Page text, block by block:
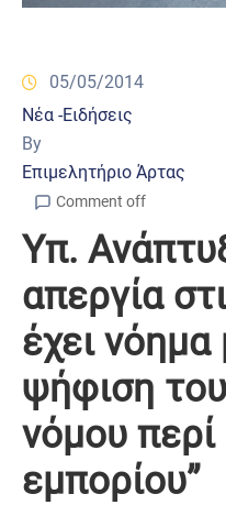
05/05/2014
Νέα -Ειδήσεις
By
Επιμελητήριο Άρτας
Comment off
Υπ.
απεργία
έχει
ψήφιση
νόμου περί
εμπορίου”